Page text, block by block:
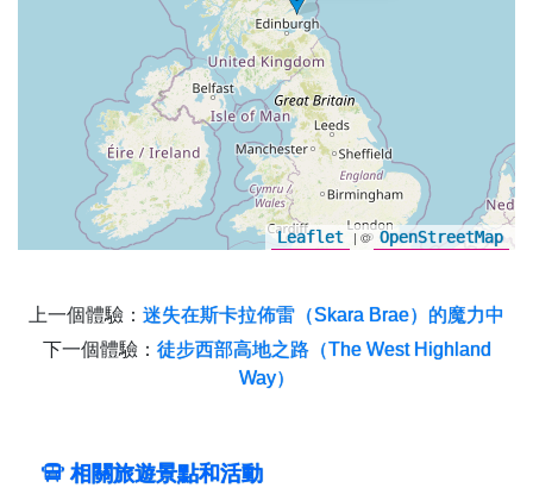
Leaflet | © OpenStreetMap
上一個體驗： 迷失在斯卡拉佈雷（Skara Brae）的魔力中
下一個體驗： 徒步西部高地之路（The West Highland
Way）
相關旅遊景點和活動